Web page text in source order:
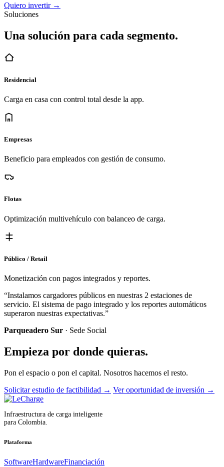
Quiero invertir →
Soluciones
Una solución para cada segmento.
Residencial
Carga en casa con control total desde la app.
Empresas
Beneficio para empleados con gestión de consumo.
Flotas
Optimización multivehículo con balanceo de carga.
Público / Retail
Monetización con pagos integrados y reportes.
“Instalamos cargadores públicos en nuestras 2 estaciones de
servicio. El sistema de pago integrado y los reportes automáticos
superaron nuestras expectativas.”
Parqueadero Sur · Sede Social
Empieza por donde quieras.
Pon el espacio o pon el capital. Nosotros hacemos el resto.
Solicitar estudio de factibilidad → Ver oportunidad de inversión →
Infraestructura de carga inteligente
para Colombia.
Plataforma
SoftwareHardwareFinanciación